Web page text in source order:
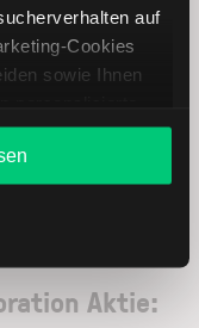
auf
Cookies
sowie Ihnen
welche Cookies
können
ändern.
Analyse
Bereich Trading
Aktie: